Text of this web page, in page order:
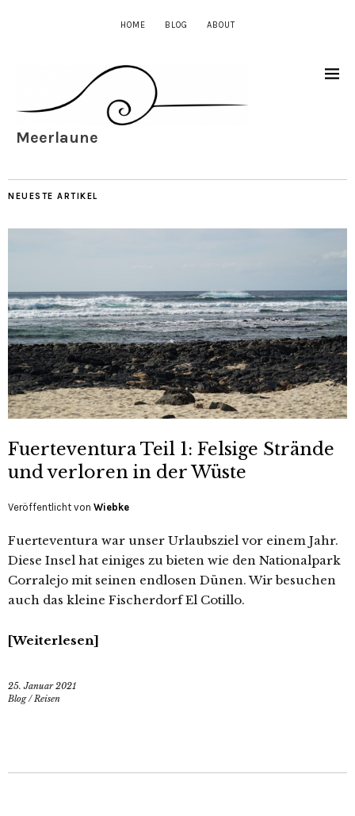
HOME BLOG ABOUT
Meerlaune
NEUESTE ARTIKEL
Fuerteventura Teil 1: Felsige Strände
und verloren in der Wüste
Veröffentlicht von Wiebke
Fuerteventura war unser Urlaubsziel vor einem Jahr.
Diese Insel hat einiges zu bieten wie den Nationalpark
Corralejo mit seinen endlosen Dünen. Wir besuchen
auch das kleine Fischerdorf El Cotillo.
Weiterlesen
25. Januar 2021
Blog/Reisen